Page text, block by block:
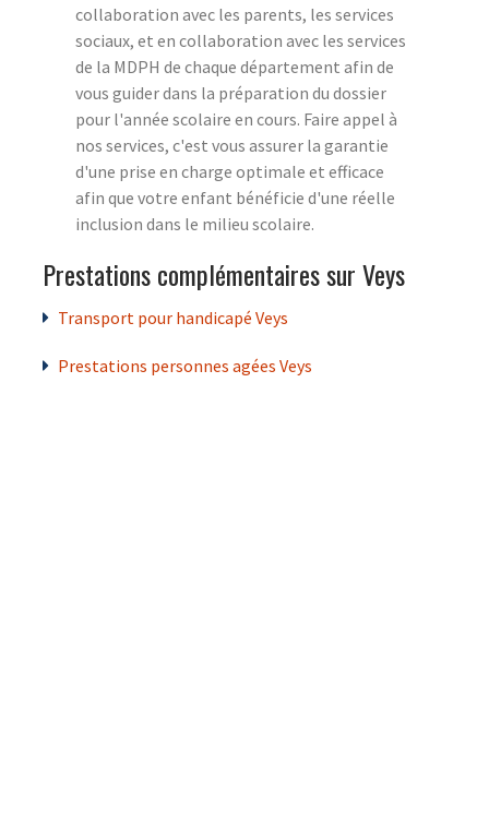
collaboration avec les parents, les services
sociaux, et en collaboration avec les services
de la MDPH de chaque département afin de
vous guider dans la préparation du dossier
pour l'année scolaire en cours. Faire appel à
nos services, c'est vous assurer la garantie
d'une prise en charge optimale et efficace
afin que votre enfant bénéficie d'une réelle
inclusion dans le milieu scolaire.
Prestations complémentaires sur Veys
Transport pour handicapé Veys
Prestations personnes agées Veys